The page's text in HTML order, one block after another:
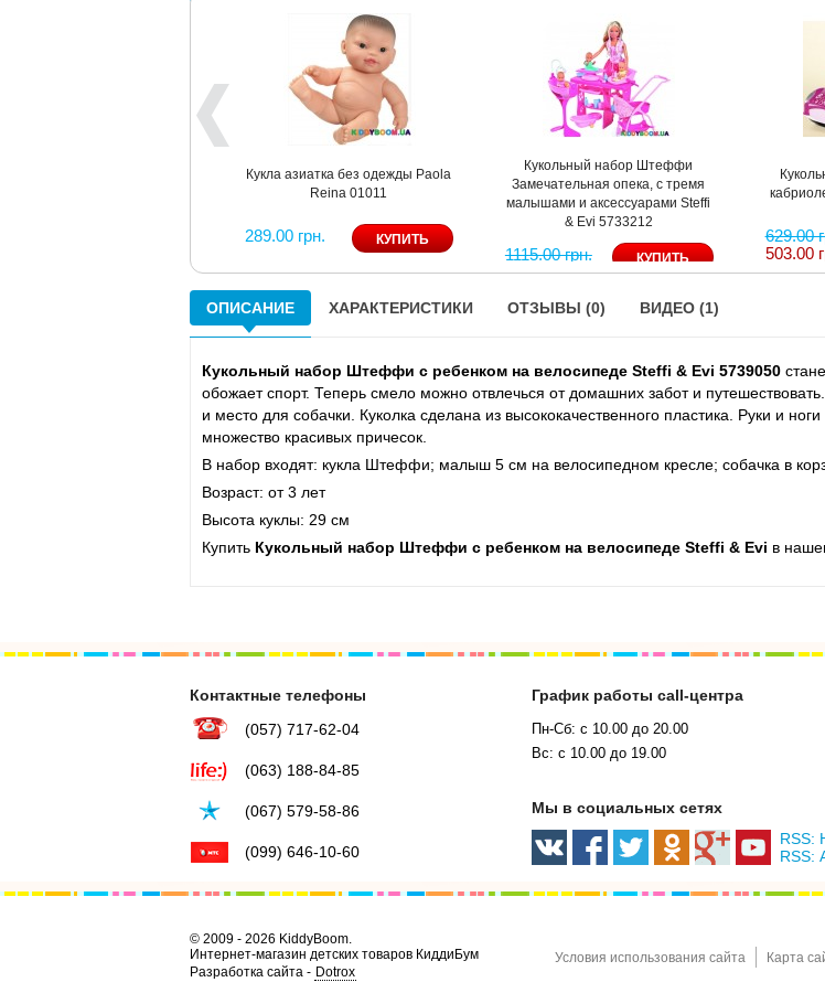
Кукла азиатка без одежды Paola
Reina 01011
289.00 грн.
Кукольный набор Штеффи
Замечательная опека, с тремя
малышами и аксессуарами Steffi
& Evi 5733212
1115.00 грн.
892.00 грн.
629.00
503.00
ОПИСАНИЕ ХАРАКТЕРИСТИКИ ОТЗЫВЫ (0) ВИДЕО (1)
Кукольный набор Штеффи с ребенком на велосипеде Steffi & Evi 5739050
обожает спорт. Теперь смело можно отвлечься от домашних забот и
и место для собачки. Куколка сделана из высококачественного пластика. Руки и
множество красивых причесок.
В набор входят: кукла Штеффи; малыш 5 см на велосипедном кресле; собачка в
Возраст: от 3 лет
Высота куклы: 29 см
Купить Кукольный набор Штеффи с ребенком на велосипеде Steffi & Evi в
Контактные телефоны
(057) 717-62-04
(063) 188-84-85
(067) 579-58-86
(099) 646-10-60
График работы call-центра
Пн-Сб: с 10.00 до 20.00
Вс: с 10.00 до 19.00
Мы в социальных сетях
RSS:
RSS:
© 2009 - 2026 KiddyBoom.
Интернет-магазин детских товаров КиддиБум
Разработка сайта - Dotrox
Условия использования сайта Карта